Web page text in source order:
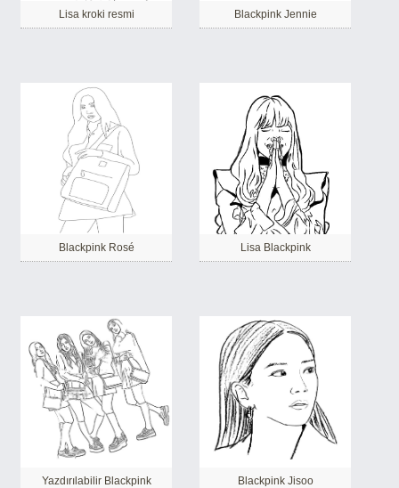
Lisa kroki resmi Blackpink Jennie
Blackpink Rosé Lisa Blackpink
Yazdırılabilir Blackpink Blackpink Jisoo